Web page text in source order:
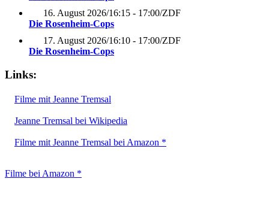
16. August 2026/16:15 - 17:00/ZDF
Die Rosenheim-Cops
17. August 2026/16:10 - 17:00/ZDF
Die Rosenheim-Cops
Links:
Filme mit Jeanne Tremsal
Jeanne Tremsal bei Wikipedia
Filme mit Jeanne Tremsal bei Amazon *
Filme bei Amazon *